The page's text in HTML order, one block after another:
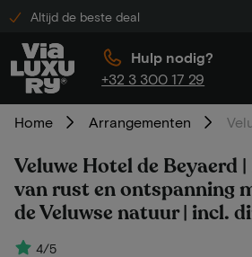
Altijd de beste deal
Hulp nodig?
+32 3 300 17 29
Home Arrangementen
Veluwe Hotel de Beyaerd |
van rust en ontspanning
de Veluwse natuur | incl.
4/5